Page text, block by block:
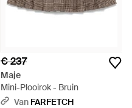
€ 237
Maje
Mini-Plooirok - Bruin
Van FARFETCH